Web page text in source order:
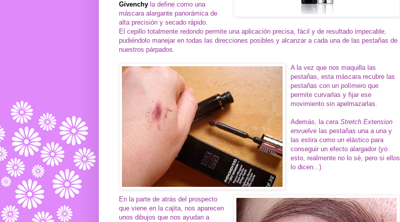
Givenchy la define como una
máscara alargante panorámica de
alta precisión y secado rápido.
El cepillo totalmente redondo permite una aplicación precisa, fácil y de resultado impecable,
pudiéndolo manejar en todas las direcciones posibles y alcanzar a cada una de las pestañas de
nuestros párpados.
A la vez que nos maquilla las
pestañas, esta máscara recubre las
pestañas con un polímero que
permite curvarlas y fijar ese
movimiento sin apelmazarlas.
Además, la cera Stretch Extension
envuelve las pestañas una a una y
las estira como un elástico para
conseguir un efecto alargador (yo
esto, realmente no lo sé, pero si ellos
lo dicen...)
En la parte de atrás del prospecto
que viene en la cajita, nos aparecen
unos dibujos que nos ayudan a